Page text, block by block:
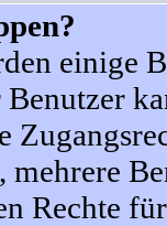
einige
Benutzer
Rechte